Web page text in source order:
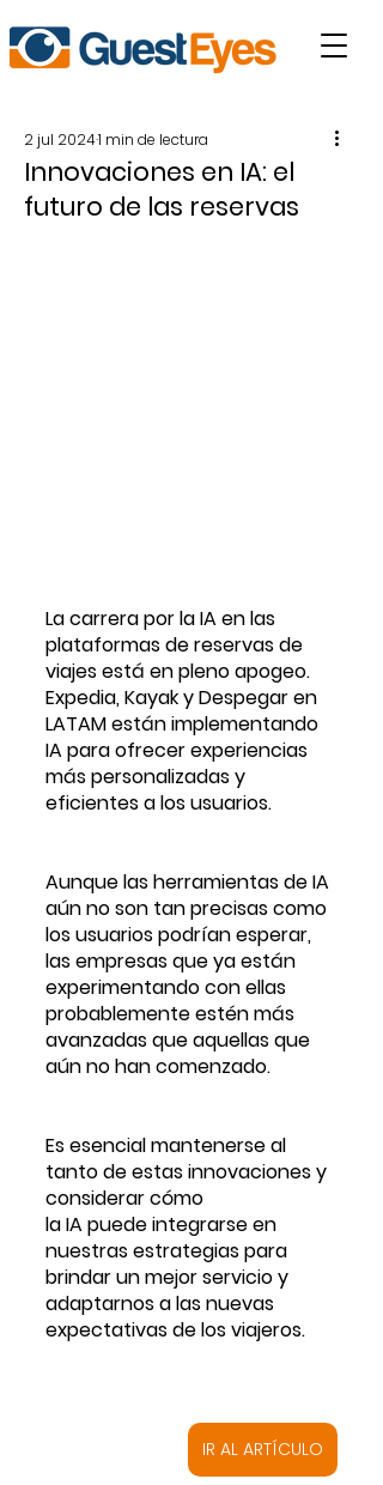
Innovaciones en IA: el
futuro de las reservas
2 jul 20241 min de lectura
La carrera por la IA en las
plataformas de reservas de
viajes está en pleno apogeo.
Expedia, Kayak y Despegar en
LATAM están implementando
IA para ofrecer experiencias
más personalizadas y
eficientes a los usuarios.
Aunque las herramientas de IA
aún no son tan precisas como
los usuarios podrían esperar,
las empresas que ya están
experimentando con ellas
probablemente estén más
avanzadas que aquellas que
aún no han comenzado.
Es esencial mantenerse al
tanto de estas innovaciones y
considerar cómo
la IA puede integrarse en
nuestras estrategias para
brindar un mejor servicio y
adaptarnos a las nuevas
expectativas de los viajeros.
IR AL ARTÍCULO